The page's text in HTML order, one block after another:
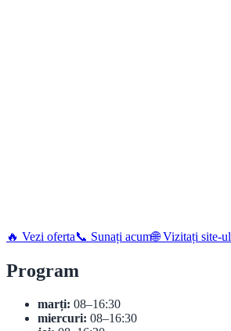
🔥 Vezi oferta📞 Sunați acum🌐 Vizitați site-ul
Program
marți: 08–16:30
miercuri: 08–16:30